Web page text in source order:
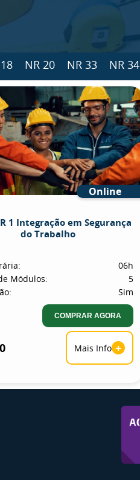
NR 20 NR 33 NR 34
Online
1 Integração em Segurança
do Trabalho
06h
Módulos:
5
Sim
COMPRAR AGORA
Mais Info +